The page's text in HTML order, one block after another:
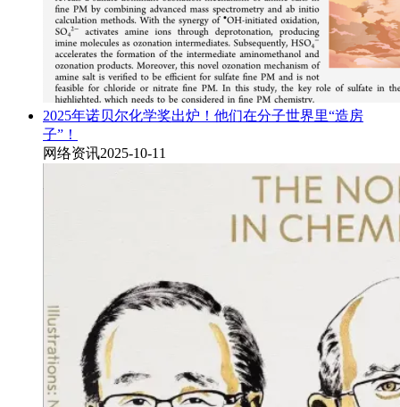
2025年诺贝尔化学奖出炉！他们在分子世界里“造房
子”！
网络资讯2025-10-11